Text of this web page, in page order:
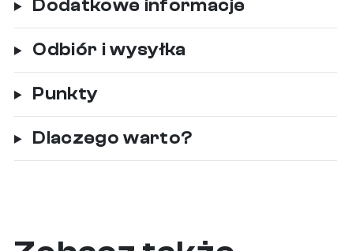
Dodatkowe informacje
Odbiór i wysyłka
Punkty
Dlaczego warto?